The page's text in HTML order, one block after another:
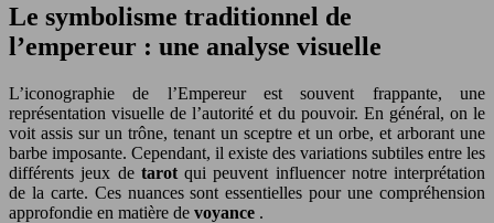
Le symbolisme traditionnel de
l’empereur : une analyse visuelle
L’iconographie de l’Empereur est souvent frappante, une
représentation visuelle de l’autorité et du pouvoir. En général, on le
voit assis sur un trône, tenant un sceptre et un orbe, et arborant une
barbe imposante. Cependant, il existe des variations subtiles entre les
différents jeux de tarot qui peuvent influencer notre interprétation
de la carte. Ces nuances sont essentielles pour une compréhension
approfondie en matière de voyance .